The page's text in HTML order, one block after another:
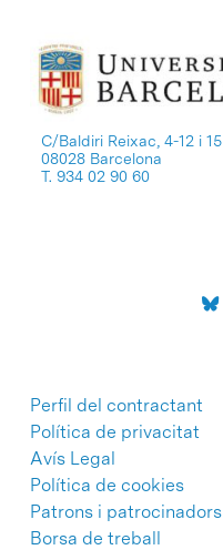
C/Baldiri Reixac, 4-12 i 15
08028 Barcelona
T. 934 02 90 60
Perfil del contractant
Política de privacitat
Avís Legal
Política de cookies
Patrons i patrocinadors
Borsa de treball